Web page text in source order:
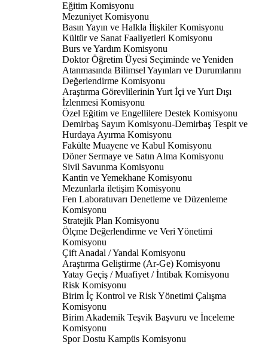
Eğitim Komisyonu
Mezuniyet Komisyonu
Basın Yayın ve Halkla İlişkiler Komisyonu
Kültür ve Sanat Faaliyetleri Komisyonu
Burs ve Yardım Komisyonu
Doktor Öğretim Üyesi Seçiminde ve Yeniden
Atanmasında Bilimsel Yayınları ve Durumlarını
Değerlendirme Komisyonu
Araştırma Görevlilerinin Yurt İçi ve Yurt Dışı
İzlenmesi Komisyonu
Özel Eğitim ve Engellilere Destek Komisyonu
Demirbaş Sayım Komisyonu-Demirbaş Tespit ve
Hurdaya Ayırma Komisyonu
Fakülte Muayene ve Kabul Komisyonu
Döner Sermaye ve Satın Alma Komisyonu
Sivil Savunma Komisyonu
Kantin ve Yemekhane Komisyonu
Mezunlarla iletişim Komisyonu
Fen Laboratuvarı Denetleme ve Düzenleme
Komisyonu
Stratejik Plan Komisyonu
Ölçme Değerlendirme ve Veri Yönetimi
Komisyonu
Çift Anadal / Yandal Komisyonu
Araştırma Geliştirme (Ar-Ge) Komisyonu
Yatay Geçiş / Muafiyet / İntibak Komisyonu
Risk Komisyonu
Birim İç Kontrol ve Risk Yönetimi Çalışma
Komisyonu
Birim Akademik Teşvik Başvuru ve İnceleme
Komisyonu
Spor Dostu Kampüs Komisyonu